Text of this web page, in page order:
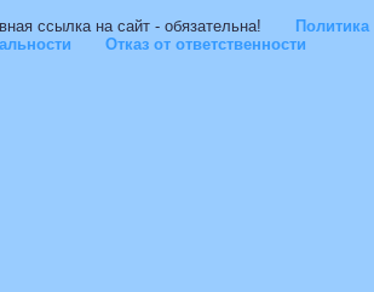
ссылка на сайт - обязательна!
Политика
Отказ от ответственности